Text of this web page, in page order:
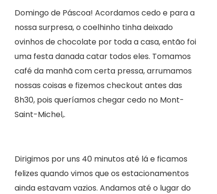
Domingo de Páscoa! Acordamos cedo e para a
nossa surpresa, o coelhinho tinha deixado
ovinhos de chocolate por toda a casa, então foi
uma festa danada catar todos eles. Tomamos
café da manhã com certa pressa, arrumamos
nossas coisas e fizemos checkout antes das
8h30, pois queríamos chegar cedo no Mont-
Saint-Michel,.
Dirigimos por uns 40 minutos até lá e ficamos
felizes quando vimos que os estacionamentos
ainda estavam vazios. Andamos até o lugar do